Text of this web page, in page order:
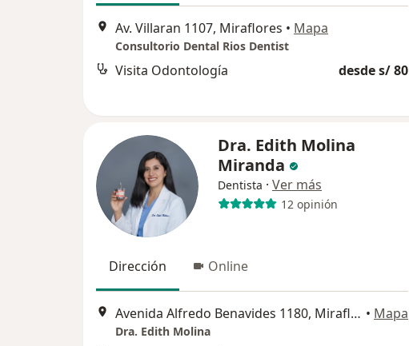
Av. Villaran 1107, Miraflores • Mapa
Consultorio Dental Rios Dentist
Visita Odontología desde s/ 80
Dra. Edith Molina
Miranda
Dentista · Ver más
12 opinión
Dirección Online
Avenida Alfredo Benavides 1180, Miraflores • Mapa
Dra. Edith Molina